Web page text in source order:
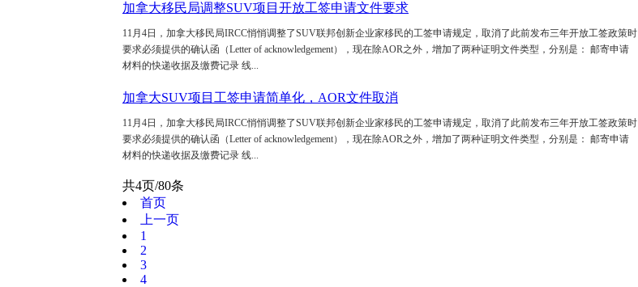
加拿大移民局调整SUV项目开放工签申请文件要求
11月4日，加拿大移民局IRCC悄悄调整了SUV联邦创新企业家移民的工签申请规定，取消了此前发布三年开放工签政策时
要求必须提供的确认函（Letter of acknowledgement），现在除AOR之外，增加了两种证明文件类型，分别是： 邮寄申请
材料的快递收据及缴费记录 线...
加拿大SUV项目工签申请简单化，AOR文件取消
11月4日，加拿大移民局IRCC悄悄调整了SUV联邦创新企业家移民的工签申请规定，取消了此前发布三年开放工签政策时
要求必须提供的确认函（Letter of acknowledgement），现在除AOR之外，增加了两种证明文件类型，分别是： 邮寄申请
材料的快递收据及缴费记录 线...
共4页/80条
首页
上一页
1
2
3
4